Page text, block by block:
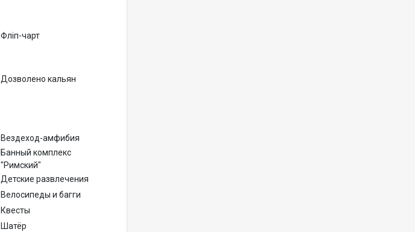
Фліп-чарт
Дозволено кальян
Вездеход-амфибия
Банный комплекс
"Римский"
Детские развлечения
Велосипеды и багги
Квесты
Шатёр